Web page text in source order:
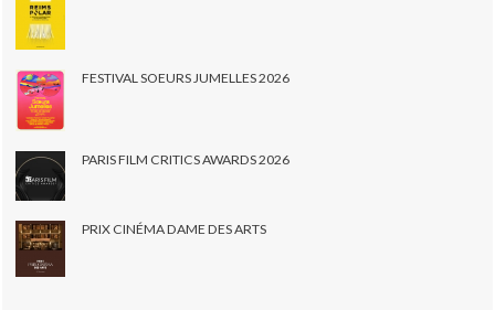
FESTIVAL SOEURS JUMELLES 2026
PARIS FILM CRITICS AWARDS 2026
PRIX CINÉMA DAME DES ARTS